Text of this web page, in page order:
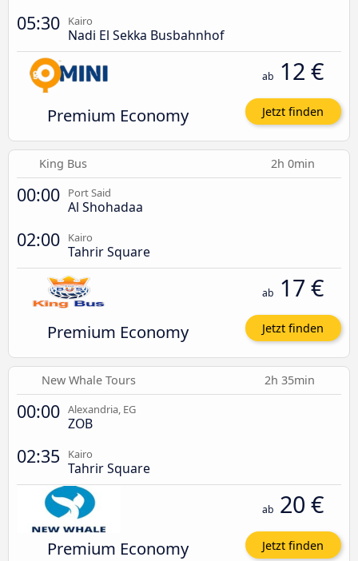
05:30 Kairo
Nadi El Sekka Busbahnhof
Premium Economy
ab 12 €
Jetzt finden
King Bus 2h 0min
00:00 Port Said
Al Shohadaa
02:00 Kairo
Tahrir Square
Premium Economy
ab 17 €
Jetzt finden
New Whale Tours 2h 35min
00:00 Alexandria, EG
ZOB
02:35 Kairo
Tahrir Square
Premium Economy
ab 20 €
Jetzt finden